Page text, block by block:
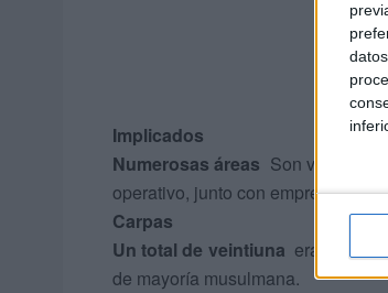
Implicados
Numerosas áreas Son varias las
operativo, junto con empresas
Carpas
Un total de veintiuna erá
de mayoría musulmana.